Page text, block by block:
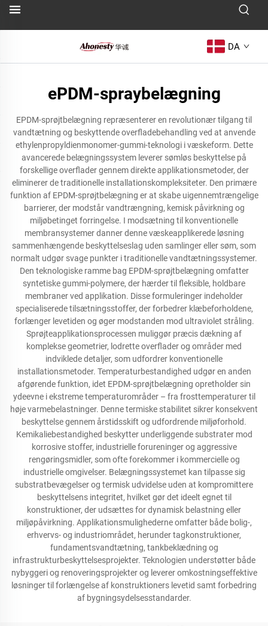
DA
ePDM-spraybelægning
EPDM-sprøjtbelægning repræsenterer en revolutionær tilgang til
vandtætning og beskyttende overfladebehandling ved at anvende
ethylenpropyldienmonomer-gummi-teknologi i væskeform. Dette
avancerede belægningssystem leverer sømløs beskyttelse på
forskellige overflader gennem direkte applikationsmetoder, der
eliminerer de traditionelle installationskompleksiteter. Den primære
funktion af EPDM-sprøjtbelægning er at skabe uigennemtrængelige
barrierer, der modstår vandtrængning, kemisk påvirkning og
miljøbetinget forringelse. I modsætning til konventionelle
membransystemer danner denne væskeapplikerede løsning
sammenhængende beskyttelseslag uden samlinger eller søm, som
normalt udgør svage punkter i traditionelle vandtætningssystemer.
Den teknologiske ramme bag EPDM-sprøjtbelægning omfatter
syntetiske gummi-polymere, der hærder til fleksible, holdbare
membraner ved applikation. Disse formuleringer indeholder
specialiserede tilsætningsstoffer, der forbedrer klæbeforholdene,
forlænger levetiden og øger modstanden mod ultraviolet stråling.
Sprøjteapplikationsprocessen muliggør præcis dækning af
komplekse geometrier, lodrette overflader og områder med
indviklede detaljer, som udfordrer konventionelle
installationsmetoder. Temperaturbestandighed udgør en anden
afgørende funktion, idet EPDM-sprøjtbelægning opretholder sin
ydeevne i ekstreme temperaturområder – fra frosttemperaturer til
høje varmebelastninger. Denne termiske stabilitet sikrer konsekvent
beskyttelse gennem årstidsskift og udfordrende miljøforhold.
Kemikaliebestandighed beskytter underliggende substrater mod
korrosive stoffer, industrielle forureninger og aggressive
rengøringsmidler, som ofte forekommer i kommercielle og
industrielle omgivelser. Belægningssystemet kan tilpasse sig
substratbevægelser og termisk udvidelse uden at kompromittere
beskyttelsens integritet, hvilket gør det ideelt egnet til
konstruktioner, der udsættes for dynamisk belastning eller
miljøpåvirkning. Applikationsmulighederne omfatter både bolig-,
erhvervs- og industriområdet, herunder tagkonstruktioner,
fundamentsvandtætning, tankbeklædning og
infrastrukturbeskyttelsesprojekter. Teknologien understøtter både
nybyggeri og renoveringsprojekter og leverer omkostningseffektive
løsninger til forlængelse af konstruktioners levetid samt forbedring
af bygningsydelsesstandarder.